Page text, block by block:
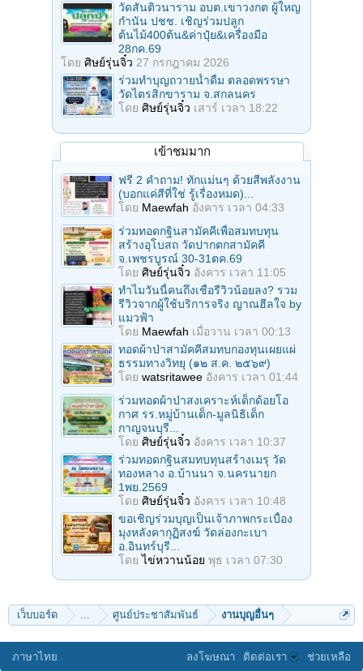
วัดสันติวนาราม อบต.เขาวงกต ผู้ใหญ
กํานัน ปชช. เชิญร่วมปลูก
ต้นไม้400ต้น&ค่าปุ๋ย&เครื่องมือ
28กค.69
โดย ศิษย์รุ่นจิ๋ว 27 กรกฎาคม 2026
ร่วมทําบุญถวายน้ำดื่ม ตลอดพรรษา
วัดไตรสิกขาราม จ.สกลนคร
โดย ศิษย์รุ่นจิ๋ว เสาร์ เวลา 18:22
เข้าชมมาก
ฟรี 2 คำถาม! ทักแม่นๆ ด้วยสีพลังงาน
(บอกแค่สีที่ใช่ รู้เรื่องหมด)...
โดย Maewfah อังคาร เวลา 04:33
ร่วมทอดกฐินสามัคคีเพื่อสมทบทุน
สร้างอุโบสถ วัดปากตกสามัคคี
จ.เพชรบูรณ์ 30-31ตค.69
โดย ศิษย์รุ่นจิ๋ว อังคาร เวลา 11:05
ทำไมวันนี้คนถึงเชื่อรีวิวน้อยลง? รวม
รีวิวจากผู้ใช้บริการจริง ญาณฮีลใจ by
แมวฟ้า
โดย Maewfah เมื่อวาน เวลา 00:13
ทอดผ้าป่าสามัคคีสมทบกองทุนเผยแผ่
ธรรมทางวิทยุ (๑๒ ส.ค. ๒๕๖๙)
โดย watsritawee อังคาร เวลา 01:44
ร่วมทอดผ้าป่าสงเคราะห์เด็กด้อยโอ
กาศ รร.หมู่บ้านเด็ก-มูลนิธิเด็ก
กาญจนบุรี...
โดย ศิษย์รุ่นจิ๋ว อังคาร เวลา 10:37
ร่วมทอดกฐินสมทบทุนสร้างเมรุ วัด
ทองหลาง อ.บ้านนา จ.นครนายก
1พย.2569
โดย ศิษย์รุ่นจิ๋ว อังคาร เวลา 10:48
ขอเชิญร่วมบุญเป็นเจ้าภาพกระเบื้อง
มุงหลังคากุฏิสงฆ์ วัดล่องกะเบา
อ.อินทร์บุรี...
โดยไข่หวานน้อย พุธ เวลา 07:30
เว็บบอร์ด ... ศูนย์ประชาสัมพันธ์ งานบุญอื่นๆ
ภาษาไทย ลงโฆษณา ติดต่อเรา ช่วยเหลือ